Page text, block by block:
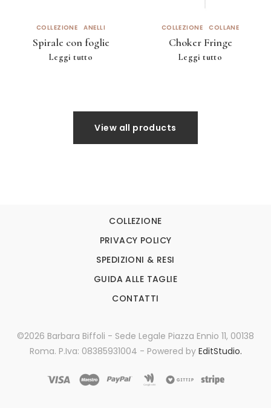
COLLEZIONE ANELLI
Spirale con foglie
Leggi tutto
COLLEZIONE COLLANE
Choker Fringe
Leggi tutto
View all products
COLLEZIONE
PRIVACY POLICY
SPEDIZIONI & RESI
GUIDA ALLE TAGLIE
CONTATTI
©2026 Barbara Biffoli - Sede Legale Piazza Ennio 11, 00138
Roma. P.Iva: 08385931004 - Powered by EditStudio.